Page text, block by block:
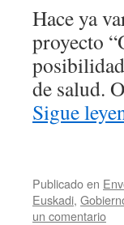
Hace ya
proyecto
de salud.
Sigue
Publicado en
Euskadi,
un comentario